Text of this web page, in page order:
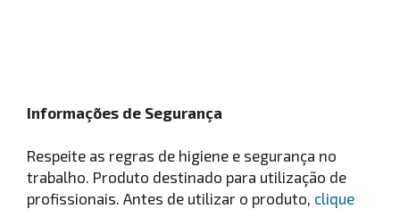
Informações de Segurança
Respeite as regras de higiene e segurança no
trabalho. Produto destinado para utilização de
profissionais. Antes de utilizar o produto, clique